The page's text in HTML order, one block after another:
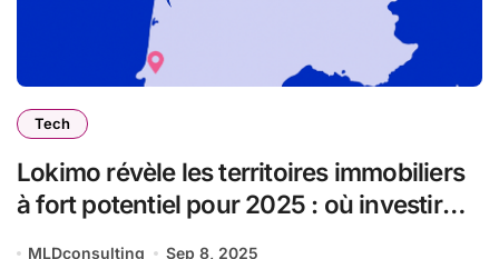
Tech
Lokimo révèle les territoires immobiliers
à fort potentiel pour 2025 : où investir
MLDconsulting Sep 8, 2025